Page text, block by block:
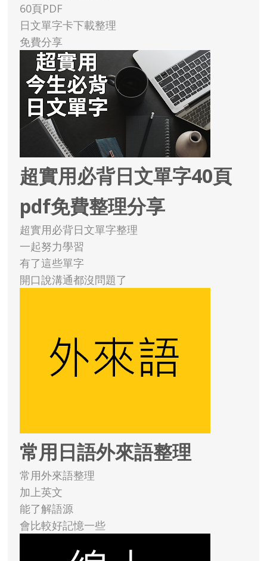
60頁PDF
日文單字卡下載整理
免費分享
超實用必背日文單字40頁
pdf免費整理分享
超實用必背日文單字整理
一起努力學習
有了這些單字
開口說溝通都沒問題了
常用日語外來語整理
常用外來語整理
加上英文
能了解語源
會比較好記憶一些